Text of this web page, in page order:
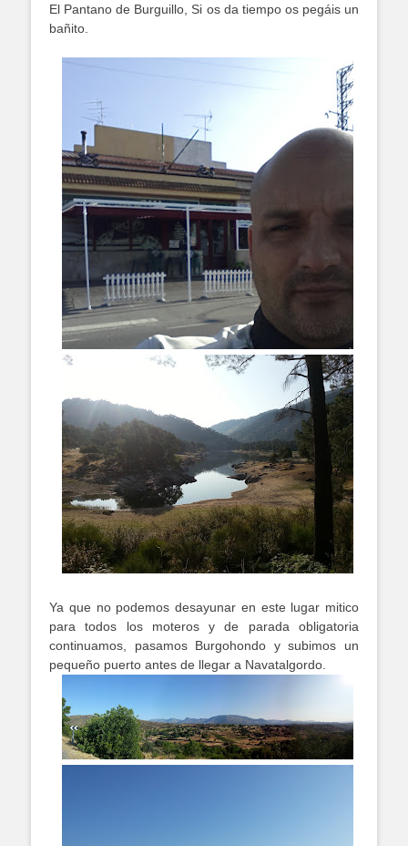
El Pantano de Burguillo, Si os da tiempo os pegáis un
bañito.
Ya que no podemos desayunar en este lugar mitico
para todos los moteros y de parada obligatoria
continuamos, pasamos Burgohondo y subimos un
pequeño puerto antes de llegar a Navatalgordo.